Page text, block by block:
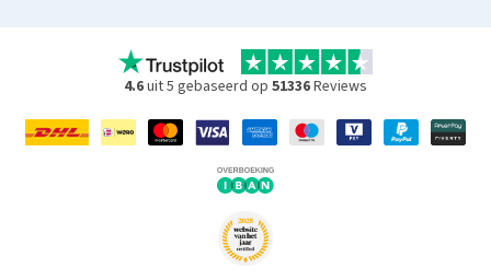
4.6uit 5 gebaseerd op 51336Reviews